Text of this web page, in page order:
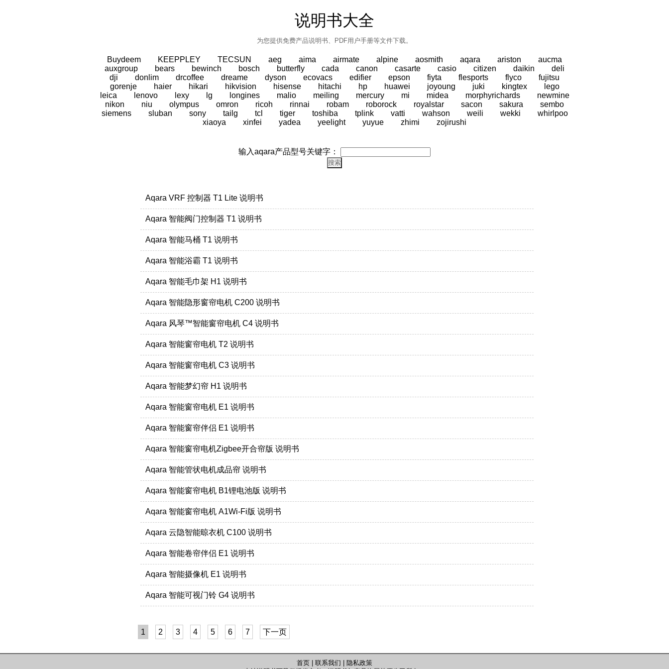
说明书大全
为您提供免费产品说明书、PDF用户手册等文件下载。
Buydeem KEEPPLEY TECSUN aeg aima airmate alpine aosmith aqara ariston
aucma
auxgroup
bears bewinch bosch butterfly cada canon casarte casio citizen daikin
deli
dji
donlim drcoffee dreame dyson ecovacs edifier epson fiyta flesports flyco
fujitsu
gorenje
haier hikari hikvision hisense hitachi hp huawei joyoung juki kingtex
lego
leica
lenovo lexy lg longines malio meiling mercury mi midea morphyrichards
newmine
nikon
niu olympus omron ricoh rinnai robam roborock royalstar sacon sakura
sembo
siemens
sluban sony tailg tcl tiger toshiba tplink vatti wahson weili wekki
whirlpoo
xiaoya
xinfei yadea yeelight yuyue zhimi zojirushi
输入aqara产品型号关键字：
Aqara VRF 控制器 T1 Lite 说明书
Aqara 智能阀门控制器 T1 说明书
Aqara 智能马桶 T1 说明书
Aqara 智能浴霸 T1 说明书
Aqara 智能毛巾架 H1 说明书
Aqara 智能隐形窗帘电机 C200 说明书
Aqara 风琴™智能窗帘电机 C4 说明书
Aqara 智能窗帘电机 T2 说明书
Aqara 智能窗帘电机 C3 说明书
Aqara 智能梦幻帘 H1 说明书
Aqara 智能窗帘电机 E1 说明书
Aqara 智能窗帘伴侣 E1 说明书
Aqara 智能窗帘电机Zigbee开合帘版 说明书
Aqara 智能管状电机成品帘 说明书
Aqara 智能窗帘电机 B1锂电池版 说明书
Aqara 智能窗帘电机 A1Wi-Fi版 说明书
Aqara 云隐智能晾衣机 C100 说明书
Aqara 智能卷帘伴侣 E1 说明书
Aqara 智能摄像机 E1 说明书
Aqara 智能可视门铃 G4 说明书
1 2 3 4 5 6 7 下一页
首页 联系我们
隐私政策